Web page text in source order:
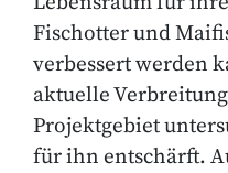
Fischotter und
verbessert werden
aktuelle
Projektgebiet
für ihn entschärft.